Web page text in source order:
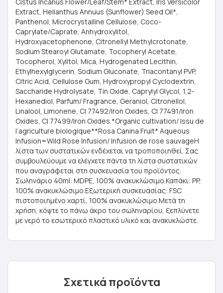
Extract, Helianthus Annuus (Sunflower) Seed Oil*,
Panthenol, Microcrystalline Cellulose, Coco-
Caprylate/Caprate, Anhydroxylitol,
Hydroxyacetophenone, Citronellyl Methylcrotonate,
Sodium Stearoyl Glutamate, Tocopheryl Acetate,
Tocopherol, Xylitol, Mica, Hydrogenated Lecithin,
Ethylhexylglycerin, Sodium Gluconate, Triacontanyl PVP,
Citric Acid, Cellulose Gum, Hydroxypropyl Cyclodextrin,
Saccharide Hydrolysate, Tin Oxide, Caprylyl Glycol, 1,2-
Hexanediol, Parfum/ Fragrance, Geraniol, Citronellol,
Linalool, Limonene, CI 77492/Iron Oxides, CI 77491/Iron
Oxides, CI 77499/Iron Oxides.*Organic cultivation/ Issu de
l’agriculture biologique**Rosa Canina Fruit* Aqueous
Infusion=Wild Rose Infusion/ Infusion de rose sauvageΗ
λίστα των συστατικών ενδέχεται να τροποποιηθεί. Σας
συμβουλεύουμε να ελέγχετε πάντα τη λίστα συστατικών
που αναγράφεται στη συσκευασία του προϊόντος.
Σωληνάριο 40ml: MDPE, 100% ανακυκλώσιμο.Καπάκι: PP,
100% ανακυκλώσιμο.Εξωτερική συσκευασίας: FSC
πιστοποιημένο χαρτί, 100% ανακυκλώσιμο.Μετά τη
χρήση, κόψτε το πάνω άκρο του σωληναρίου, ξεπλύνετε
με νερό το εσωτερικό πλαστικό υλικό και ανακυκλώστε.
Σχετικά προϊόντα